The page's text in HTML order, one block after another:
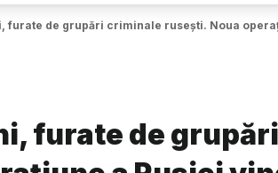
furate de grupări criminale rusești. Noua
furate de grupări